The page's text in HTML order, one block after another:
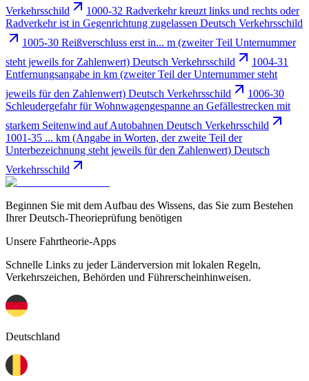
Verkehrsschild
1000-32 Radverkehr kreuzt links und rechts oder
Radverkehr ist in Gegenrichtung zugelassen Deutsch Verkehrsschild
1005-30 Reißverschluss erst in... m (zweiter Teil Unternummer
steht jeweils for Zahlenwert) Deutsch Verkehrsschild
1004-31
Entfernungsangabe in km (zweiter Teil der Unternummer steht
jeweils für den Zahlenwert) Deutsch Verkehrsschild
1006-30
Schleudergefahr für Wohnwagengespanne an Gefällestrecken mit
starkem Seitenwind auf Autobahnen Deutsch Verkehrsschild
1001-35 ... km (Angabe in Worten, der zweite Teil der
Unterbezeichnung steht jeweils für den Zahlenwert) Deutsch
Verkehrsschild
Beginnen Sie mit dem Aufbau des Wissens, das Sie zum Bestehen
Ihrer Deutsch-Theorieprüfung benötigen
Unsere Fahrtheorie-Apps
Schnelle Links zu jeder Länderversion mit lokalen Regeln,
Verkehrszeichen, Behörden und Führerscheinhinweisen.
Deutschland